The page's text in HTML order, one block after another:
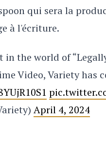
qui sera la
à l'écriture.
in the world of
Video, Variety has
April 4, 2024